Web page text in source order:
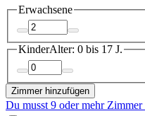
Erwachsene
KinderAlter: 0 bis 17 J.
Zimmer hinzufügen
Du musst 9 oder mehr Zimmer